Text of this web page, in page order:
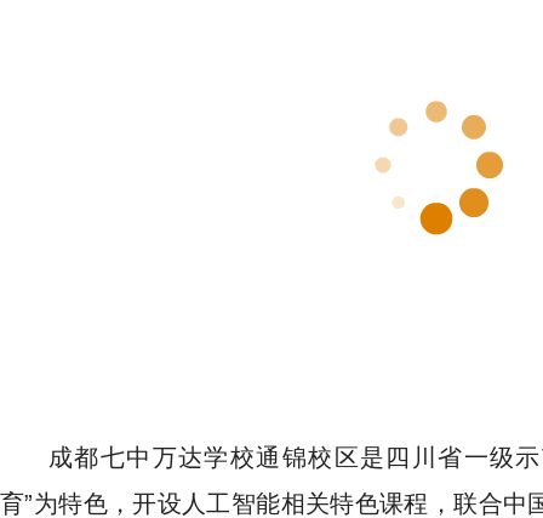
成都七中万达学校通锦校区是四川省一级
育”为特色，开设人工智能相关特色课程，联合中